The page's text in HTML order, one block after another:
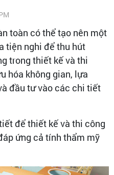
toàn có thể tạo nên một
tiện nghi để thu hút
trong thiết kế và thi
hóa không gian, lựa
đầu tư vào các chi tiết
để thiết kế và thi công
ứng cả tính thẩm mỹ